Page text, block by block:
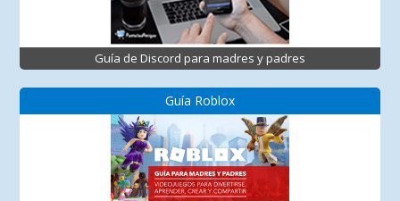
Guía de Discord para madres y padres
Guía Roblox